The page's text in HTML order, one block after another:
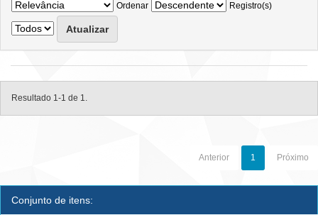
Ordenar
Registro(s)
Resultado 1-1 de 1.
Anterior 1 Próximo
Conjunto de itens: